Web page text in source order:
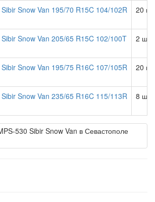
Snow Van 195/70 R15C 104/102R
20
Snow Van 205/65 R15C 102/100T
2 шт.
Snow Van 195/75 R16C 107/105R
20
Snow Van 235/65 R16C 115/113R
8 шт.